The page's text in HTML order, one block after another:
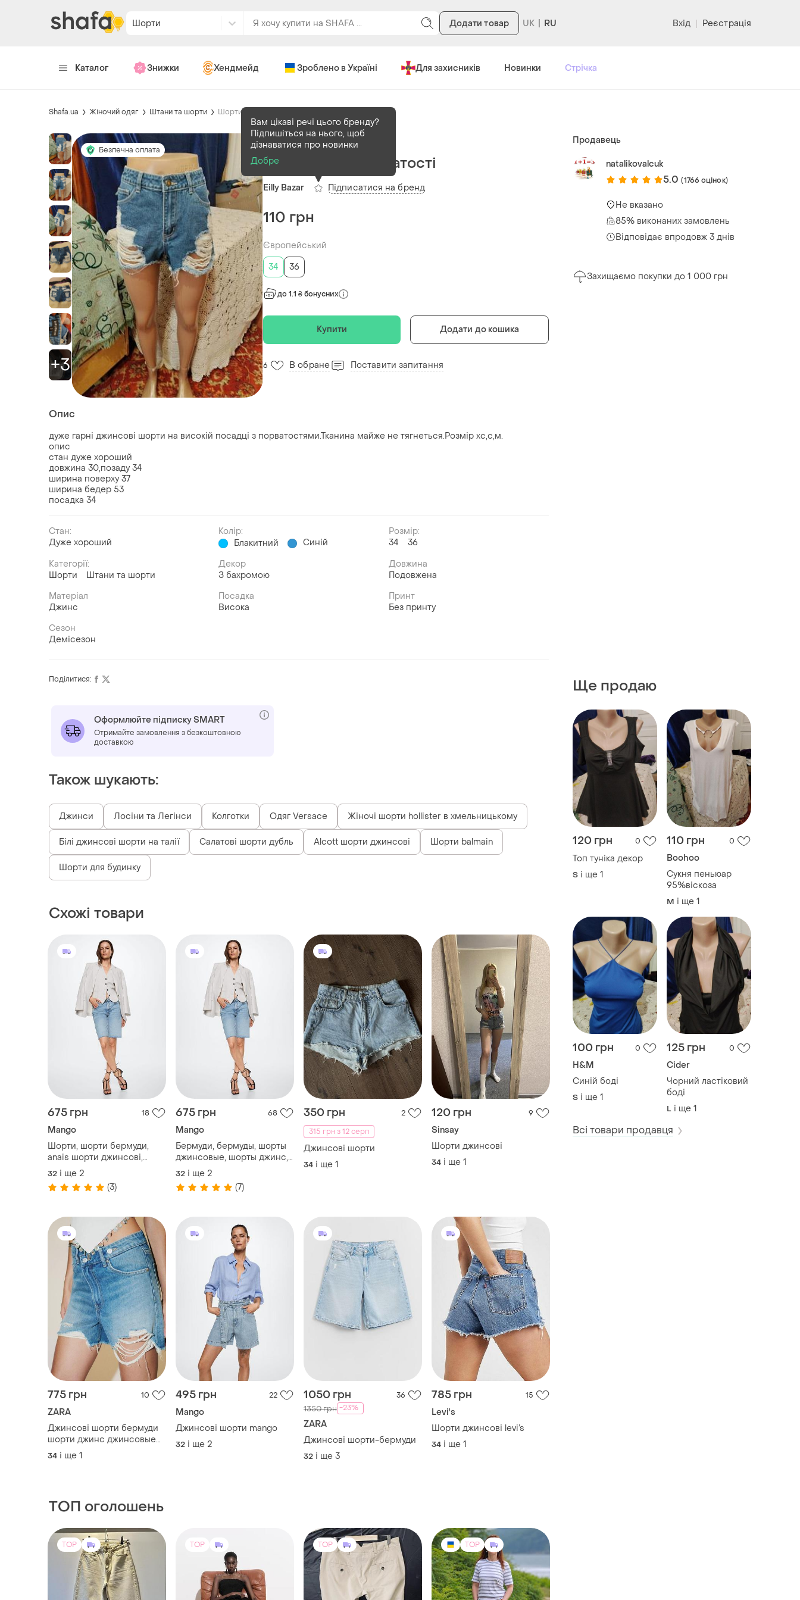
Шорти Додати товар RU Вхід | Реєстрація
Каталог Знижки Хендмейд Зроблено в Україні Для захисників Новинки Стрічка
Shafa.ua Жіночий одяг Штани та шорти Шорти
+3
Безпечна оплата
В наявності 1 шт
Сексі шорти порватості
Eilly Bazar
Вам цікаві речі цього бренду?
Підпишіться на нього, щоб
дізнаватися про новинки
Добре
Підписатися на бренд
110 грн
Європейський
34
36
до 1.1 ₴ бонусних
Купити Додати до кошика
6 В обране Поставити запитання
Опис
дуже гарні джинсові шорти на високій посадці з порватостями.Тканина майже не тягнеться.Розмір хс,с,м.
опис
стан дуже хороший
довжина 30,позаду 34
ширина поверху 37
ширина бедер 53
посадка 34
Стан:
Дуже хороший
Колір:
Блакитний
Синій
Розмір:
34
36
Категорії:
Шорти
Штани та шорти
Декор
З бахромою
Довжина
Подовжена
Матеріал
Джинс
Посадка
Висока
Принт
Без принту
Сезон
Демісезон
Продавець
natalikovalcuk
5.0 (1766 оцінок)
Не вказано
85% виконаних замовлень
Відповідає впродовж 3 днів
Захищаємо покупки до 1 000 грн
Ще продаю
120 грн 0
Топ туніка декор
S і ще 1
110 грн 0
Boohoo
Сукня пеньюар
95%віскоза
M і ще 1
100 грн 0
H&M
Синій боді
S і ще 1
125 грн 0
Cider
Чорний ластіковий
боді
L і ще 1
Всі товари продавця
Поділитися:
Оформлюйте підписку SMART
Отримайте замовлення з безкоштовною
доставкою
Також шукають:
Джинси Лосіни та Легінси Колготки Одяг Versace Жіночі шорти hollister в хмельницькому
Білі джинсові шорти на талії Салатові шорти дубль Alcott шорти джинсові Шорти balmain
Шорти для будинку
Схожі товари
675 грн 18
Mango
Шорти, шорти бермуди,
anais шорти джинсові,
шорты бермуды джинс,
длинные шорты
32 і ще 2
(3)
675 грн 68
Mango
Бермуди, бермуды, шорты
джинсовые, шорты джинс,
шорти джинсові подовжені
32 і ще 2
(7)
350 грн
2
315 грн з 12 серп
Джинсові шорти
34 і ще 1
120 грн 9
Sinsay
Шорти джинсові
34 і ще 1
775 грн 10
ZARA
Джинсові шорти бермуди
шорти джинс джинсовые
бермуды
34 і ще 1
495 грн 22
Mango
Джинсові шорти mango
32 і ще 2
1050 грн 36
1350 грн -23%
ZARA
Джинсові шорти-бермуди
32 і ще 3
785 грн 15
Levi's
Шорти джинсові levi’s
34 і ще 1
ТОП оголошень
TOP TOP TOP TOP